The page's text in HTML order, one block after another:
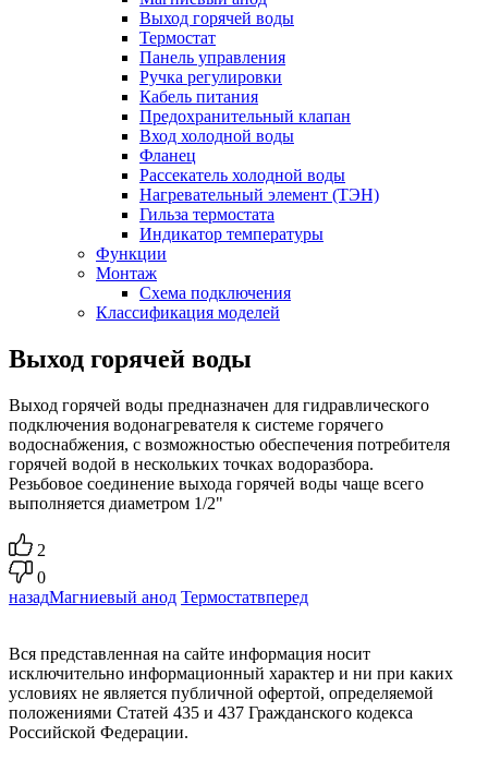
Выход горячей воды
Термостат
Панель управления
Ручка регулировки
Кабель питания
Предохранительный клапан
Вход холодной воды
Фланец
Рассекатель холодной воды
Нагревательный элемент (ТЭН)
Гильза термостата
Индикатор температуры
Функции
Монтаж
Схема подключения
Классификация моделей
Выход горячей воды
Выход горячей воды предназначен для гидравлического
подключения водонагревателя к системе горячего
водоснабжения, с возможностью обеспечения потребителя
горячей водой в нескольких точках водоразбора.
Резьбовое соединение выхода горячей воды чаще всего
выполняется диаметром 1/2"
2
0
назадМагниевый анод Термостатвперед
Вся представленная на сайте информация носит
исключительно информационный характер и ни при каких
условиях не является публичной офертой, определяемой
положениями Статей 435 и 437 Гражданского кодекса
Российской Федерации.